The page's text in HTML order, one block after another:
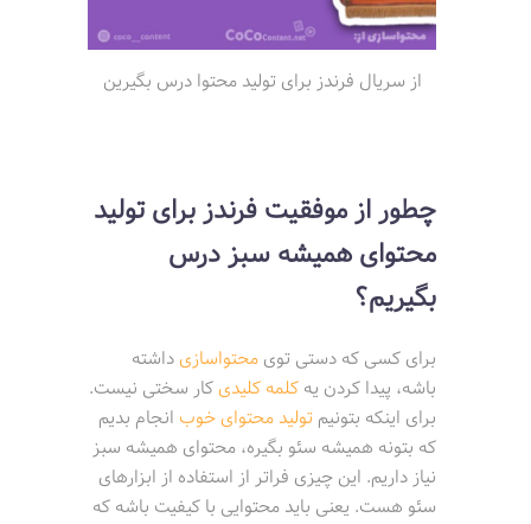
از سریال فرندز برای تولید محتوا درس بگیرین
چطور از موفقیت فرندز برای تولید
محتوای همیشه سبز درس
بگیریم؟
برای کسی که دستی توی محتواسازیداشته
باشه، پیدا کردن یه کلمه کلیدیکار سختی نیست.
برای اینکه بتونیم تولید محتوای خوب انجام بدیم
که بتونه همیشه سئو بگیره، محتوای همیشه سبز
نیاز داریم. این چیزی فراتر از استفاده از ابزارهای
سئو هست. یعنی باید محتوایی با کیفیت باشه که